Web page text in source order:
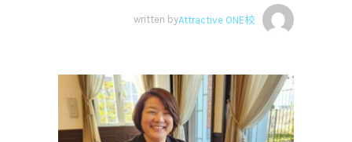
written byAttractive ONE校